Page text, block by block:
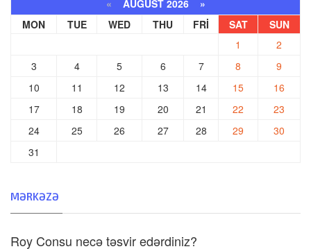
« AUGUST 2026 »
MON
TUE WED THU FRI SAT
SUN
1
2
3
4 5 6 7 8
9
10
11 12 13 14 15
16
17
18 19 20 21 22
23
24
25 26 27 28 29
30
31
MƏRKƏZƏ
Roy Consu necə təsvir edərdiniz?